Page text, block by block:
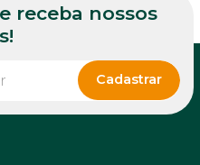
e receba nossos